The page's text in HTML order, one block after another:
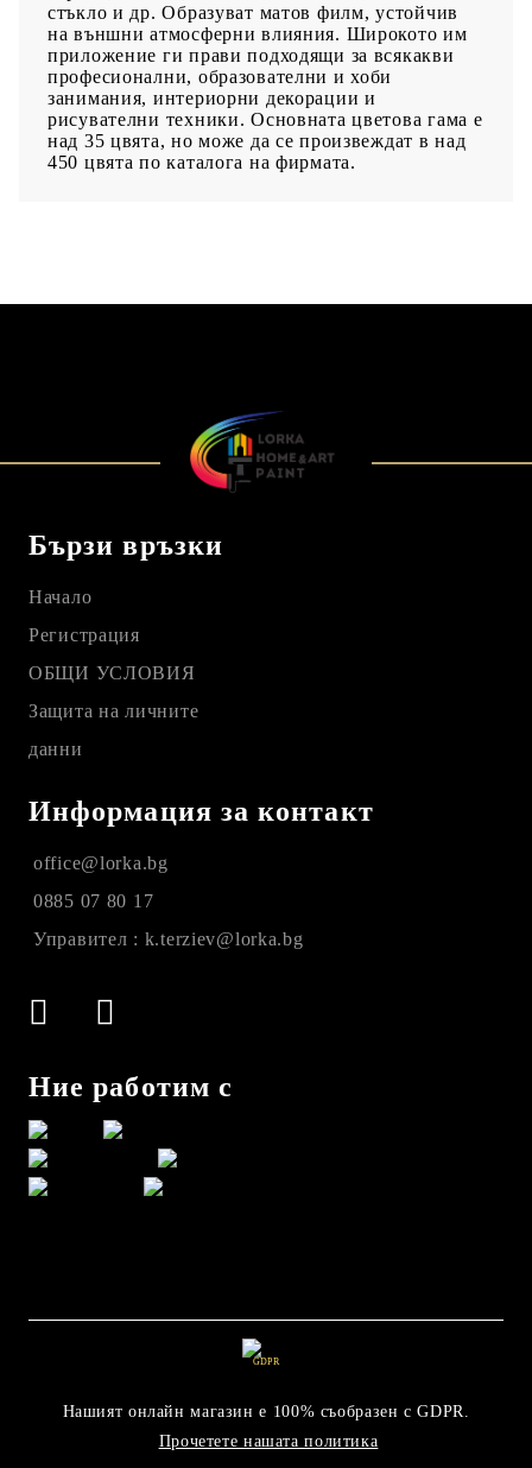
стъкло и др. Образуват матов филм, устойчив
на външни атмосферни влияния. Широкото им
приложение ги прави подходящи за всякакви
професионални, образователни и хоби
занимания, интериорни декорации и
рисувателни техники. Основната цветова гама е
над 35 цвята, но може да се произвеждат в над
450 цвята по каталога на фирмата.
Бързи връзки
Начало
Регистрация
ОБЩИ УСЛОВИЯ
Защита на личните
данни
Информация за контакт
office@lorka.bg
0885 07 80 17
Управител : k.terziev@lorka.bg
Ние работим с
GDPR
Нашият онлайн магазин е 100% съобразен с GDPR.
Прочетете нашата политика